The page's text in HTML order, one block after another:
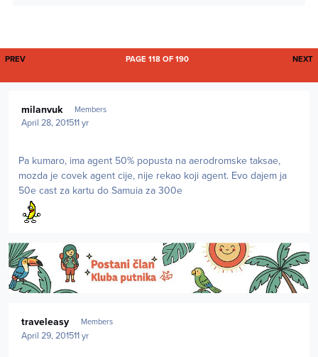
FIRST PAGE
PREV NEXT
PAGE 118 OF 190
milanvuk Members
April 28, 201511 yr
Pa kumaro, ima agent 50% popusta na aerodromske taksae,
mozda je covek agent cije, nije rekao koji agent. Evo dajem ja
50e cast za kartu do Samuia za 300e
traveleasy Members
April 29, 201511 yr